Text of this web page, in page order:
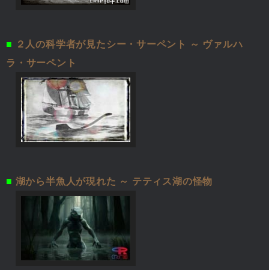
■
２人の科学者が見たシー・サーペント ～ ヴァルハ
ラ・サーペント
■ 湖から半魚人が現れた ～ テティス湖の怪物